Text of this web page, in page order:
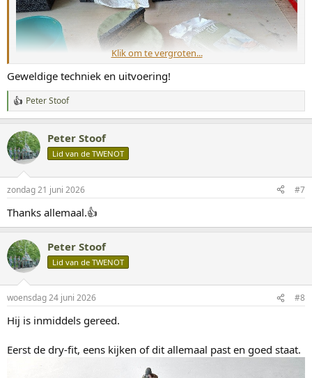
Hier komt straks een bed van gruis, grind en kleine steentjes op
verlijmd.
Ook verder gegaan met de figuurtjes, wat meer met de details
bezig gehouden.
Klik om te vergroten...
Geweldige techniek en uitvoering!
W
a
r
d
e
n
e
n
Peter Stoof
Peter Stoof
Lid van de TWENOT
zondag 21 juni 2026 #7
Thanks allemaal.👍
Peter Stoof
Lid van de TWENOT
woensdag 24 juni 2026 #8
Hij is inmiddels gereed.
Eerst de dry-fit, eens kijken of dit allemaal past en goed staat.